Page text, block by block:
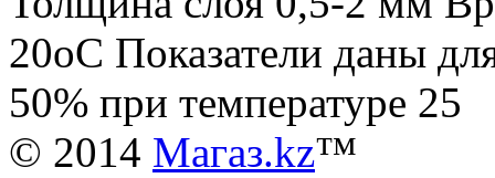
20оС Показатели даны
50% при температуре 25
© 2014 Магаз.kz™